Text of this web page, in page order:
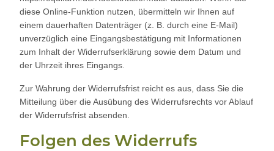
diese Online-Funktion nutzen, übermitteln wir Ihnen auf
einem dauerhaften Datenträger (z. B. durch eine E-Mail)
unverzüglich eine Eingangsbestätigung mit Informationen
zum Inhalt der Widerrufserklärung sowie dem Datum und
der Uhrzeit ihres Eingangs.
Zur Wahrung der Widerrufsfrist reicht es aus, dass Sie die
Mitteilung über die Ausübung des Widerrufsrechts vor Ablauf
der Widerrufsfrist absenden.
Folgen des Widerrufs